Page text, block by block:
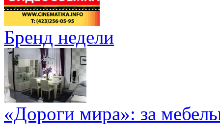
Бренд недели
«Дороги мира»: за